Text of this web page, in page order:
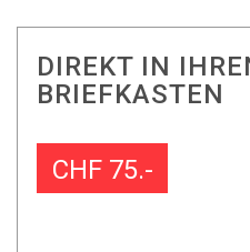
DIREKT IN
BRIEFKASTEN
CHF 75.-